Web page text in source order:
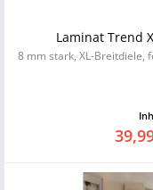
Laminat Trend
8 mm stark, XL-Breitdiele,